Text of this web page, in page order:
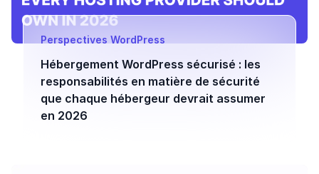
Perspectives WordPress
Hébergement WordPress sécurisé : les
responsabilités en matière de sécurité
que chaque hébergeur devrait assumer
en 2026